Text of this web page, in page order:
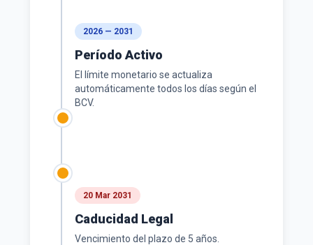
2026 — 2031
Período Activo
El límite monetario se actualiza
automáticamente todos los días según el
BCV.
20 Mar 2031
Caducidad Legal
Vencimiento del plazo de 5 años.